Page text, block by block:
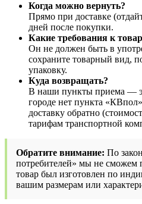
Когда можно вернуть?
Прямо при доставке
дней после покупки.
Какие требования к
Он не должен быть в
сохраните товарный вид,
упаковку.
Куда возвращать?
В наши пункты приема —
городе нет пункта
доставку обратно
тарифам транспортной
Обратите внимание: По
потребителей» мы не сможем
товар был изготовлен по
вашим размерам или